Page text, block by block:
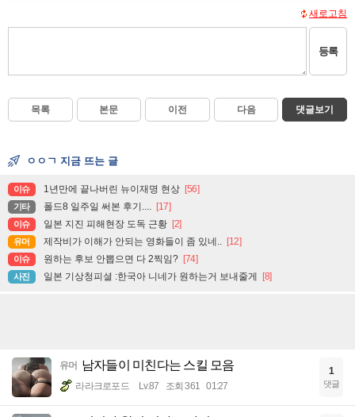
새로고침
등록
목록 본문 이전 다음 댓글보기
ㅇㅇㄱ 지금 뜨는 글
이슈 1년만에 끝나버린 뉴이재명 현상 [56]
기타 폴드8 일주일 써본 후기.... [17]
이슈 일본 지진 피해현장 도독 근황 [2]
유머 제작비가 이해가 안되는 영화들이 좀 있네.. [12]
이슈 원하는 후보 안뽑으면 다 2찍임? [74]
사진 일본 기상청피셜 :한국아 니네가 원하는거 보내줄게 [8]
유머 남자들이 미친다는 스킬 모음
라라크로포드 Lv.87 조회 361 01:27
1
댓글